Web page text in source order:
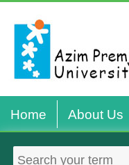
Home About Us